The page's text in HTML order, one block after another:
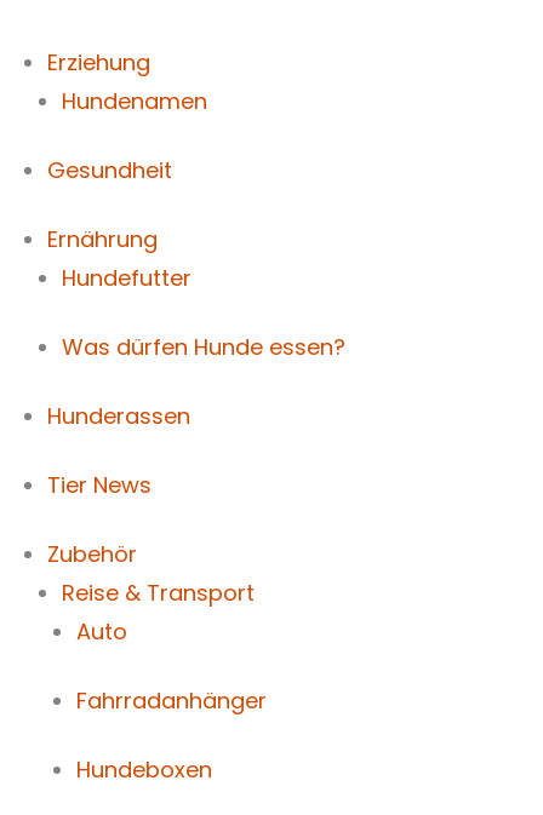
Erziehung
Hundenamen
Gesundheit
Ernährung
Hundefutter
Was dürfen Hunde essen?
Hunderassen
Tier News
Zubehör
Reise & Transport
Auto
Fahrradanhänger
Hundeboxen